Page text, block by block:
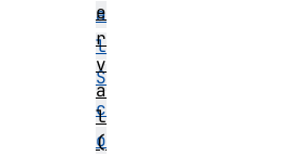
a
l
S
c
o
e
r
v
a
l
(